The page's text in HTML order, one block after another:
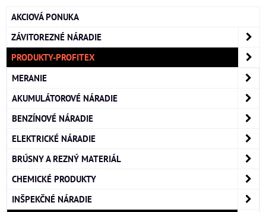
AKCIOVÁ PONUKA
ZÁVITOREZNÉ NÁRADIE
PRODUKTY-PROFITEX
MERANIE
AKUMULÁTOROVÉ NÁRADIE
BENZÍNOVÉ NÁRADIE
ELEKTRICKÉ NÁRADIE
BRÚSNY A REZNÝ MATERIÁL
CHEMICKÉ PRODUKTY
INŠPEKČNÉ NÁRADIE